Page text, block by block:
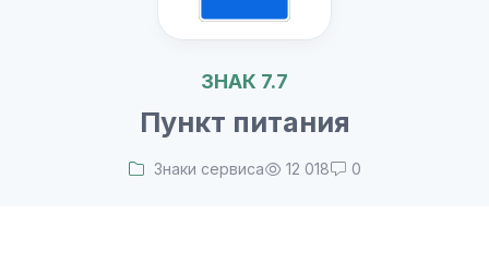
ЗНАК 7.7
Пункт питания
Знаки сервиса 12 018 0